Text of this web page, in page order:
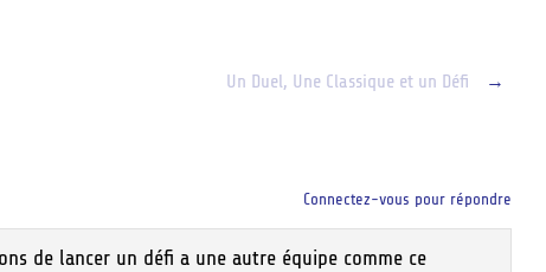
Un Duel, Une Classique et un Défi →
de lancer un défi a une autre équipe comme ce
Connectez-vous pour répondre